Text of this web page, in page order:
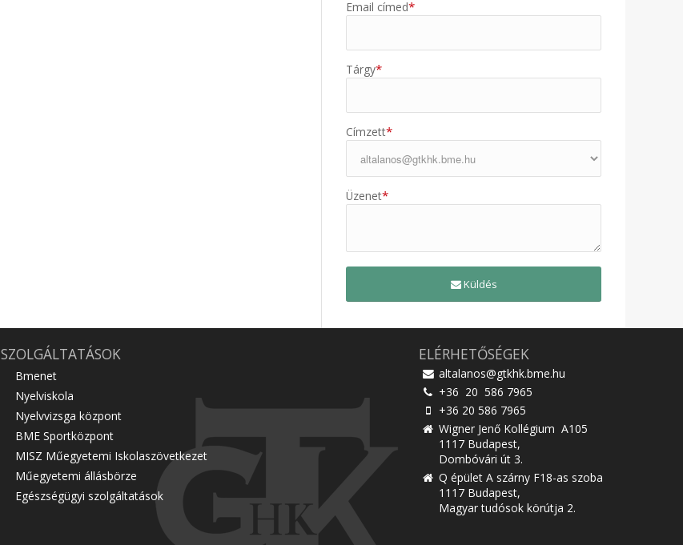
Email címed*
Tárgy*
Címzett*
Üzenet*
Küldés
SZOLGÁLTATÁSOK
Bmenet
Nyelviskola
Nyelvvizsga központ
BME Sportközpont
MISZ Műegyetemi Iskolaszövetkezet
Műegyetemi állásbörze
Egészségügyi szolgáltatások
ELÉRHETŐSÉGEK
altalanos@gtkhk.bme.hu
+36 20 586 7965
+36 20 586 7965
Wigner Jenő Kollégium A105
1117 Budapest,
Dombóvári út 3.
Q épület A szárny F18-as szoba
1117 Budapest,
Magyar tudósok körútja 2.